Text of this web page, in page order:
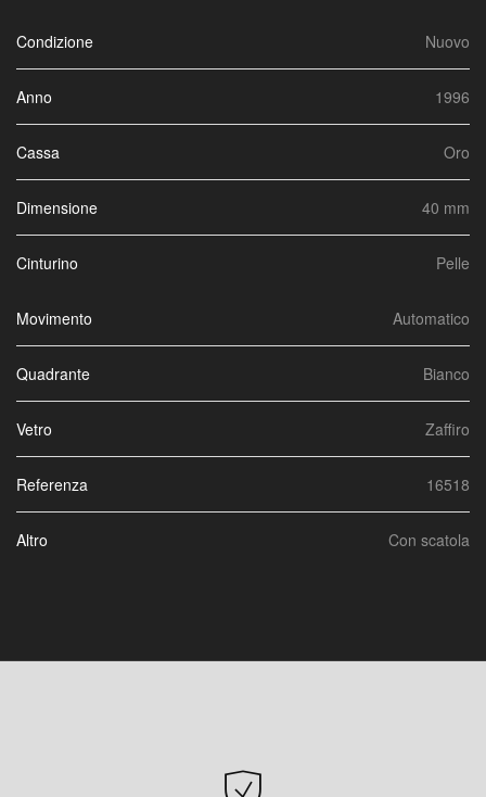
Condizione Nuovo
Anno 1996
Cassa Oro
Dimensione 40 mm
Cinturino Pelle
Movimento Automatico
Quadrante Bianco
Vetro Zaffiro
Referenza 16518
Altro Con scatola